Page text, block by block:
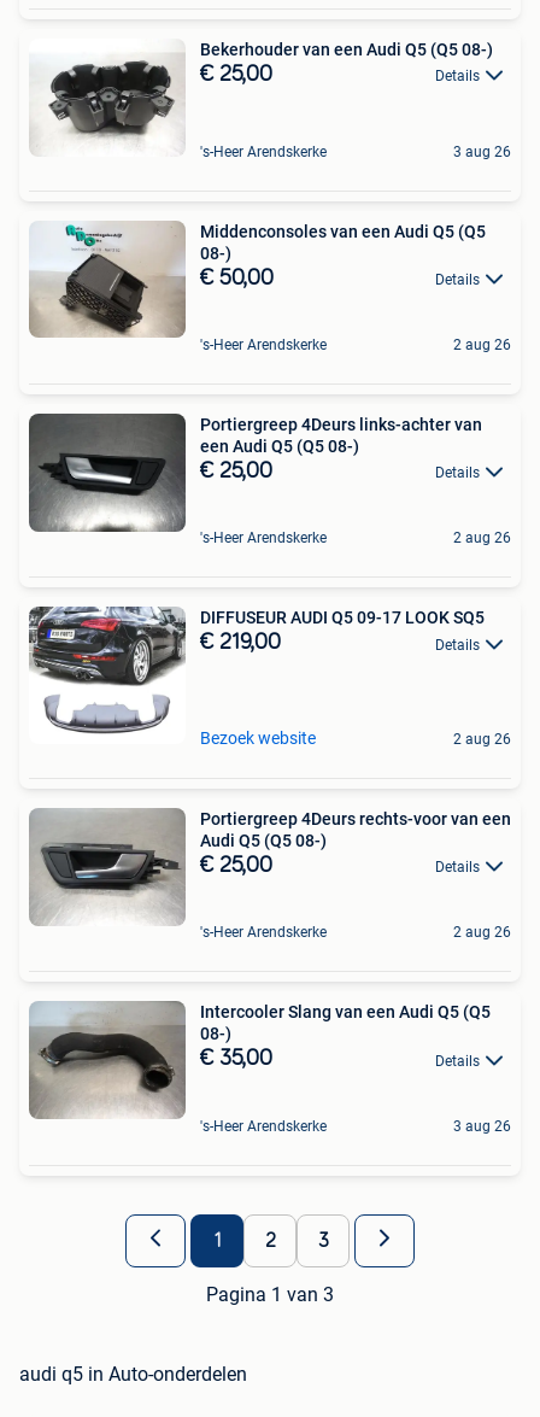
Bekerhouder van een Audi Q5 (Q5 08-)
€ 25,00 Details
's-Heer Arendskerke 3 aug 26
Middenconsoles van een Audi Q5 (Q5
08-)
€ 50,00 Details
's-Heer Arendskerke 2 aug 26
Portiergreep 4Deurs links-achter van
een Audi Q5 (Q5 08-)
€ 25,00 Details
's-Heer Arendskerke 2 aug 26
DIFFUSEUR AUDI Q5 09-17 LOOK SQ5
€ 219,00 Details
Bezoek website 2 aug 26
Portiergreep 4Deurs rechts-voor van een
Audi Q5 (Q5 08-)
€ 25,00 Details
's-Heer Arendskerke 2 aug 26
Intercooler Slang van een Audi Q5 (Q5
08-)
€ 35,00 Details
's-Heer Arendskerke 3 aug 26
1 2 3
Pagina 1 van 3
audi q5 in Auto-onderdelen